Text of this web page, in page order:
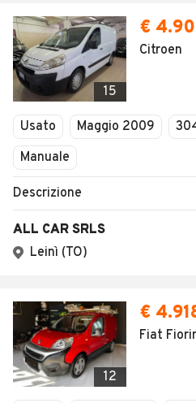
15
€
Citroen
Usato Maggio 2009
Manuale
Descrizione
ALL CAR SRLS
Leinì (TO)
12
€
Fiat